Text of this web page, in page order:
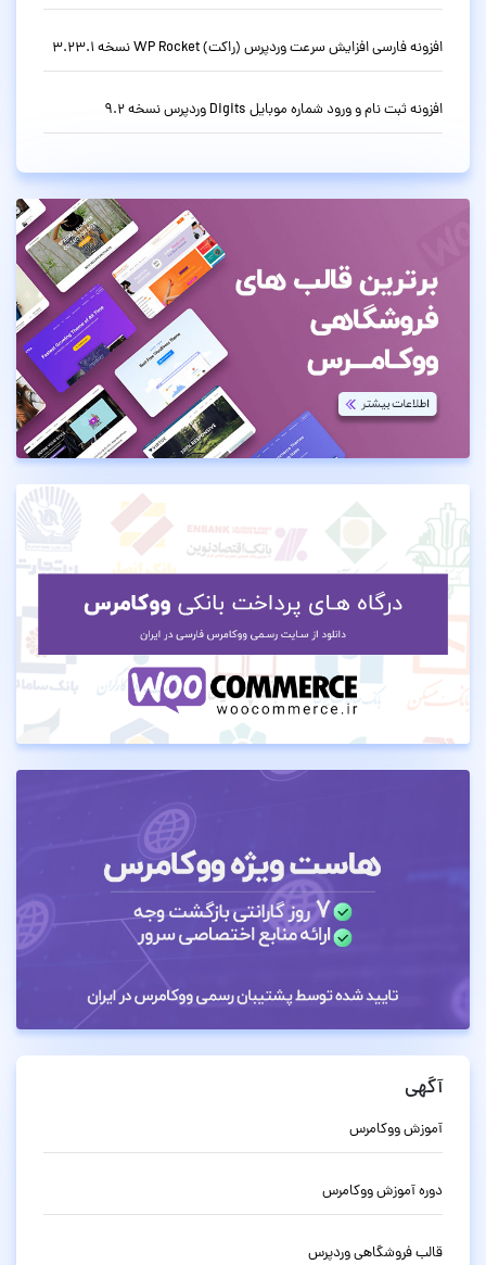
افزونه فارسی افزایش سرعت وردپرس (راکت) WP Rocket نسخه 3.23.1
افزونه ثبت نام و ورود شماره موبایل Digits وردپرس نسخه 9.2
آگهی
آموزش ووکامرس
دوره آموزش ووکامرس
قالب فروشگاهی وردپرس